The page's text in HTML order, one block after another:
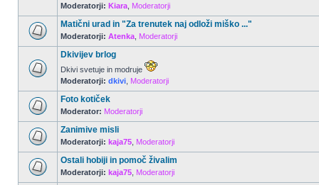
Moderatorji: Kiara Moderatorji
Matični urad in "Za trenutek naj odloži miško ..."
Moderatorji: Atenka Moderatorji
Dkivijev brlog
Dkivi svetuje in modruje
Moderatorji: dkivi Moderatorji
Foto kotiček
Moderator: Moderatorji
Zanimive misli
Moderatorji: kaja75 Moderatorji
Ostali hobiji in pomoč živalim
Moderatorji: kaja75 Moderatorji